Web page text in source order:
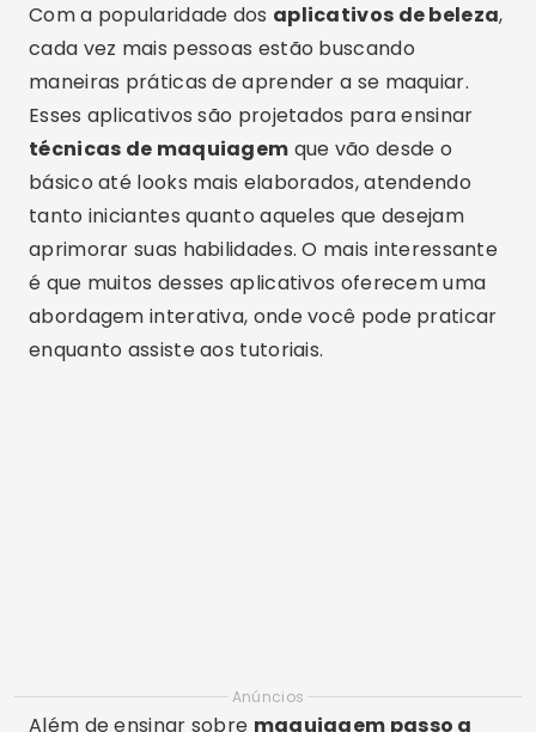
Com a popularidade dos aplicativos de beleza,
cada vez mais pessoas estão buscando
maneiras práticas de aprender a se maquiar.
Esses aplicativos são projetados para ensinar
técnicas de maquiagem que vão desde o
básico até looks mais elaborados, atendendo
tanto iniciantes quanto aqueles que desejam
aprimorar suas habilidades. O mais interessante
é que muitos desses aplicativos oferecem uma
abordagem interativa, onde você pode praticar
enquanto assiste aos tutoriais.
Anúncios
Além de ensinar sobre maquiagem passo a